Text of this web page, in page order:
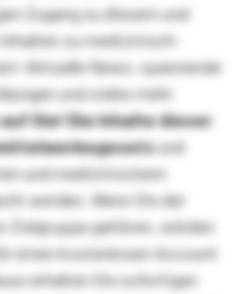
Zugang zu diesem und
zu medizinisch-
Aktuelle News, spannende
und vieles mehr
Sie!Die Inhalte dieser
und
und medizinischem
werden. Wenn Sie der
Zielgruppe gehören, würden
einen kostenlosen Account
erhalten Sie sofortigen